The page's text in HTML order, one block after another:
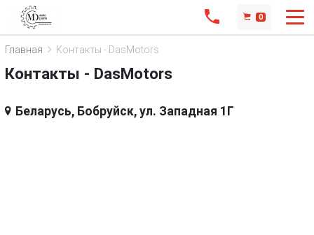
0
Главная Контакты - DasMotors
Контакты - DasMotors
Беларусь, Бобруйск, ул. Западная 1Г